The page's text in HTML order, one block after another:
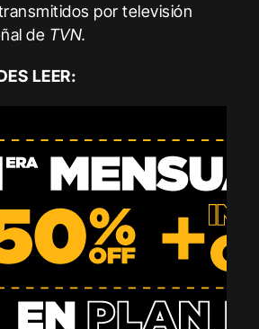
por televisión
de TVN.
LEER: